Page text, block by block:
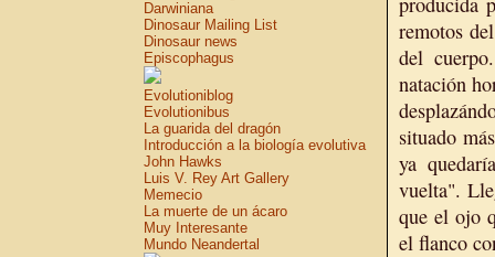
Darwiniana
Dinosaur Mailing List
Dinosaur news
Episcophagus
Evolutioniblog
Evolutionibus
La guarida del dragón
Introducción a la biología evolutiva
John Hawks
Luis V. Rey Art Gallery
Memecio
La muerte de un ácaro
Muy Interesante
Mundo Neandertal
remotos
del
natación
situado
ya
vuelta".
que el ojo
el flanco